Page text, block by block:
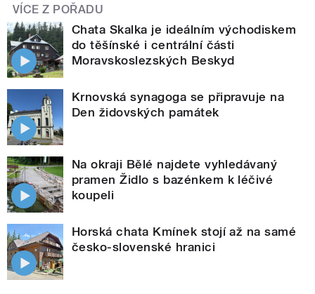
VÍCE Z POŘADU
Chata Skalka je ideálním východiskem
do těšínské i centrální části
Moravskoslezských Beskyd
Krnovská synagoga se připravuje na
Den židovských památek
Na okraji Bělé najdete vyhledávaný
pramen Židlo s bazénkem k léčivé
koupeli
Horská chata Kmínek stojí až na samé
česko-slovenské hranici